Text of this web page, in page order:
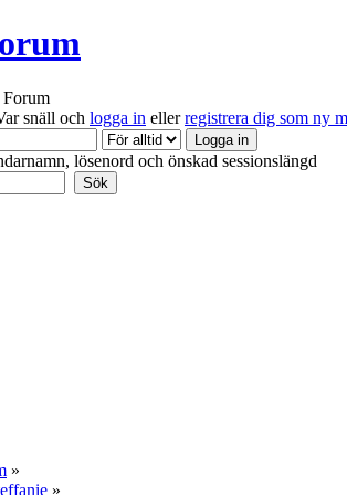
snäll och logga in ellerregistrera dig som ny
lösenord och önskad sessionslängd
»
»